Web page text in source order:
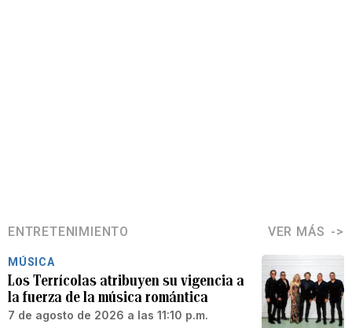
ENTRETENIMIENTO VER MÁS
MÚSICA
Los Terrícolas atribuyen su vigencia a
la fuerza de la música romántica
7 de agosto de 2026 a las 11:10 p.m.